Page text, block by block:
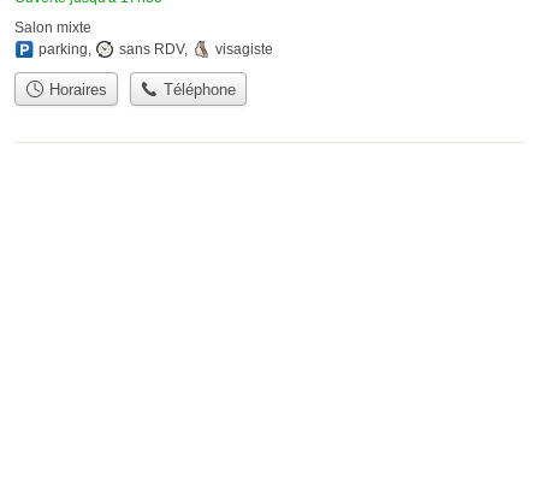
Salon mixte
parking
sans RDV, visagiste
Horaires Téléphone